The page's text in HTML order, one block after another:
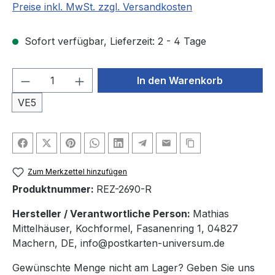
Preise inkl. MwSt. zzgl. Versandkosten
Sofort verfügbar, Lieferzeit: 2 - 4 Tage
Produkt Anzahl: Gib den
VE5
In den Warenkorb
Zum Merkzettel hinzufügen
Produktnummer: REZ-2690-R
Hersteller / Verantwortliche Person: Mathias
Mittelhäuser, Kochformel, Fasanenring 1, 04827
Machern, DE, info@postkarten-universum.de
Gewünschte Menge nicht am Lager? Geben Sie uns